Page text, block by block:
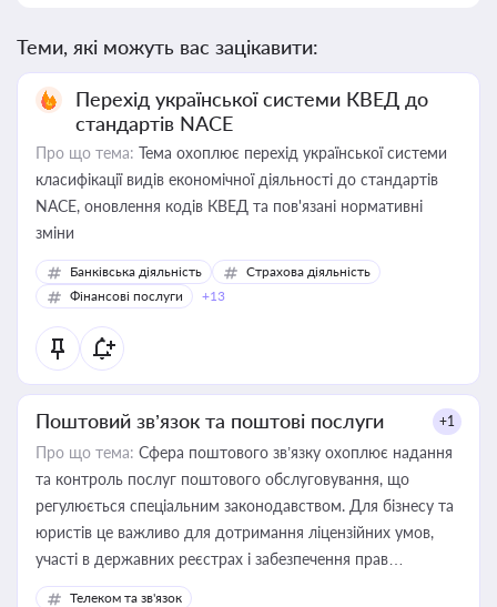
Теми, які можуть вас зацікавити:
Перехід української системи КВЕД до
стандартів NACE
Про що тема: Тема охоплює перехід української системи
класифікації видів економічної діяльності до стандартів
NACE, оновлення кодів КВЕД та пов'язані нормативні
зміни
Банківська діяльність
Страхова діяльність
Фінансові послуги
+13
Поштовий зв’язок та поштові послуги +1
Про що тема: Сфера поштового зв’язку охоплює надання
та контроль послуг поштового обслуговування, що
регулюється спеціальним законодавством. Для бізнесу та
юристів це важливо для дотримання ліцензійних умов,
участі в державних реєстрах і забезпечення прав
споживачів.
Телеком та зв'язок